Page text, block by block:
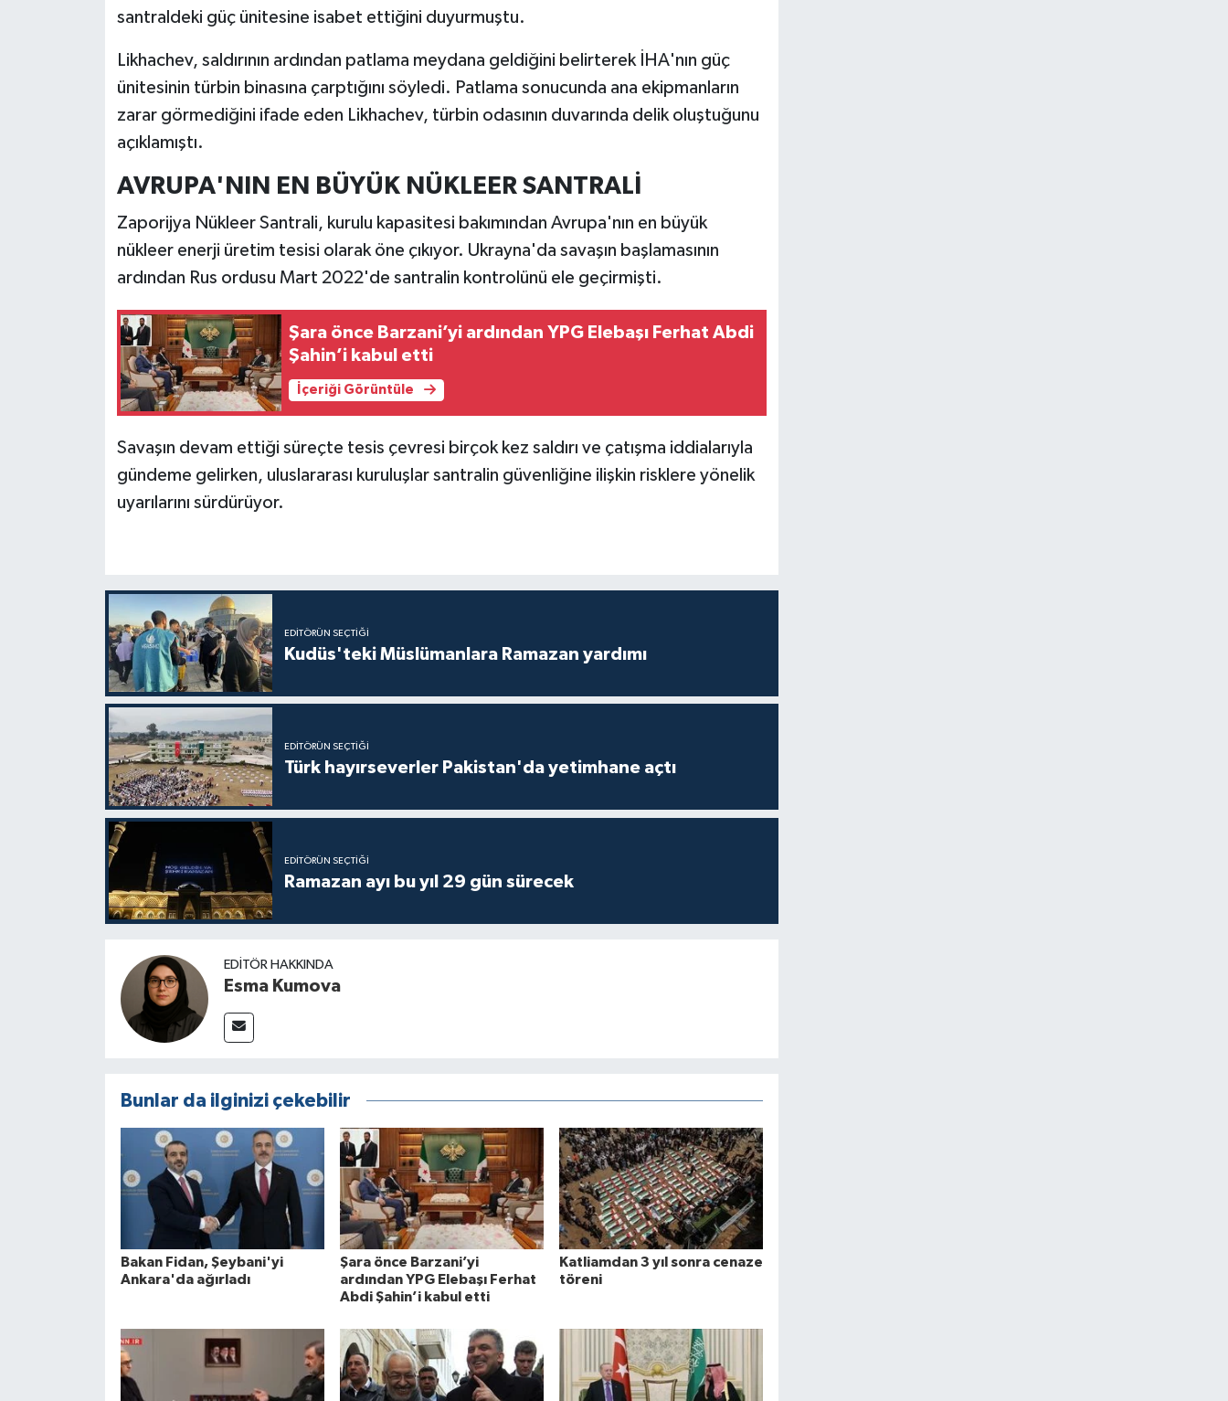
santraldeki güç ünitesine isabet ettiğini duyurmuştu.
Likhachev, saldırının ardından patlama meydana geldiğini belirterek İHA'nın güç
ünitesinin türbin binasına çarptığını söyledi. Patlama sonucunda ana ekipmanların
zarar görmediğini ifade eden Likhachev, türbin odasının duvarında delik oluştuğunu
açıklamıştı.
AVRUPA'NIN EN BÜYÜK NÜKLEER SANTRALİ
Zaporijya Nükleer Santrali, kurulu kapasitesi bakımından Avrupa'nın en büyük
nükleer enerji üretim tesisi olarak öne çıkıyor. Ukrayna'da savaşın başlamasının
ardından Rus ordusu Mart 2022'de santralin kontrolünü ele geçirmişti.
Şara önce Barzani’yi ardından YPG Elebaşı Ferhat Abdi
Şahin’i kabul etti
İçeriği Görüntüle
Savaşın devam ettiği süreçte tesis çevresi birçok kez saldırı ve çatışma iddialarıyla
gündeme gelirken, uluslararası kuruluşlar santralin güvenliğine ilişkin risklere yönelik
uyarılarını sürdürüyor.
EDITÖRÜN SEÇTIĞI
Kudüs'teki Müslümanlara Ramazan yardımı
EDITÖRÜN SEÇTIĞI
Türk hayırseverler Pakistan'da yetimhane açtı
EDITÖRÜN SEÇTIĞI
Ramazan ayı bu yıl 29 gün sürecek
EDITÖR HAKKINDA
Esma Kumova
Bunlar da ilginizi çekebilir
Bakan Fidan, Şeybani'yi
Ankara'da ağırladı
Şara önce Barzani’yi
ardından YPG Elebaşı Ferhat
Abdi Şahin’i kabul etti
Katliamdan 3 yıl sonra cenaze
töreni